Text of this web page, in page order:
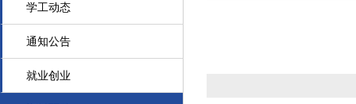
学工动态
通知公告
就业创业